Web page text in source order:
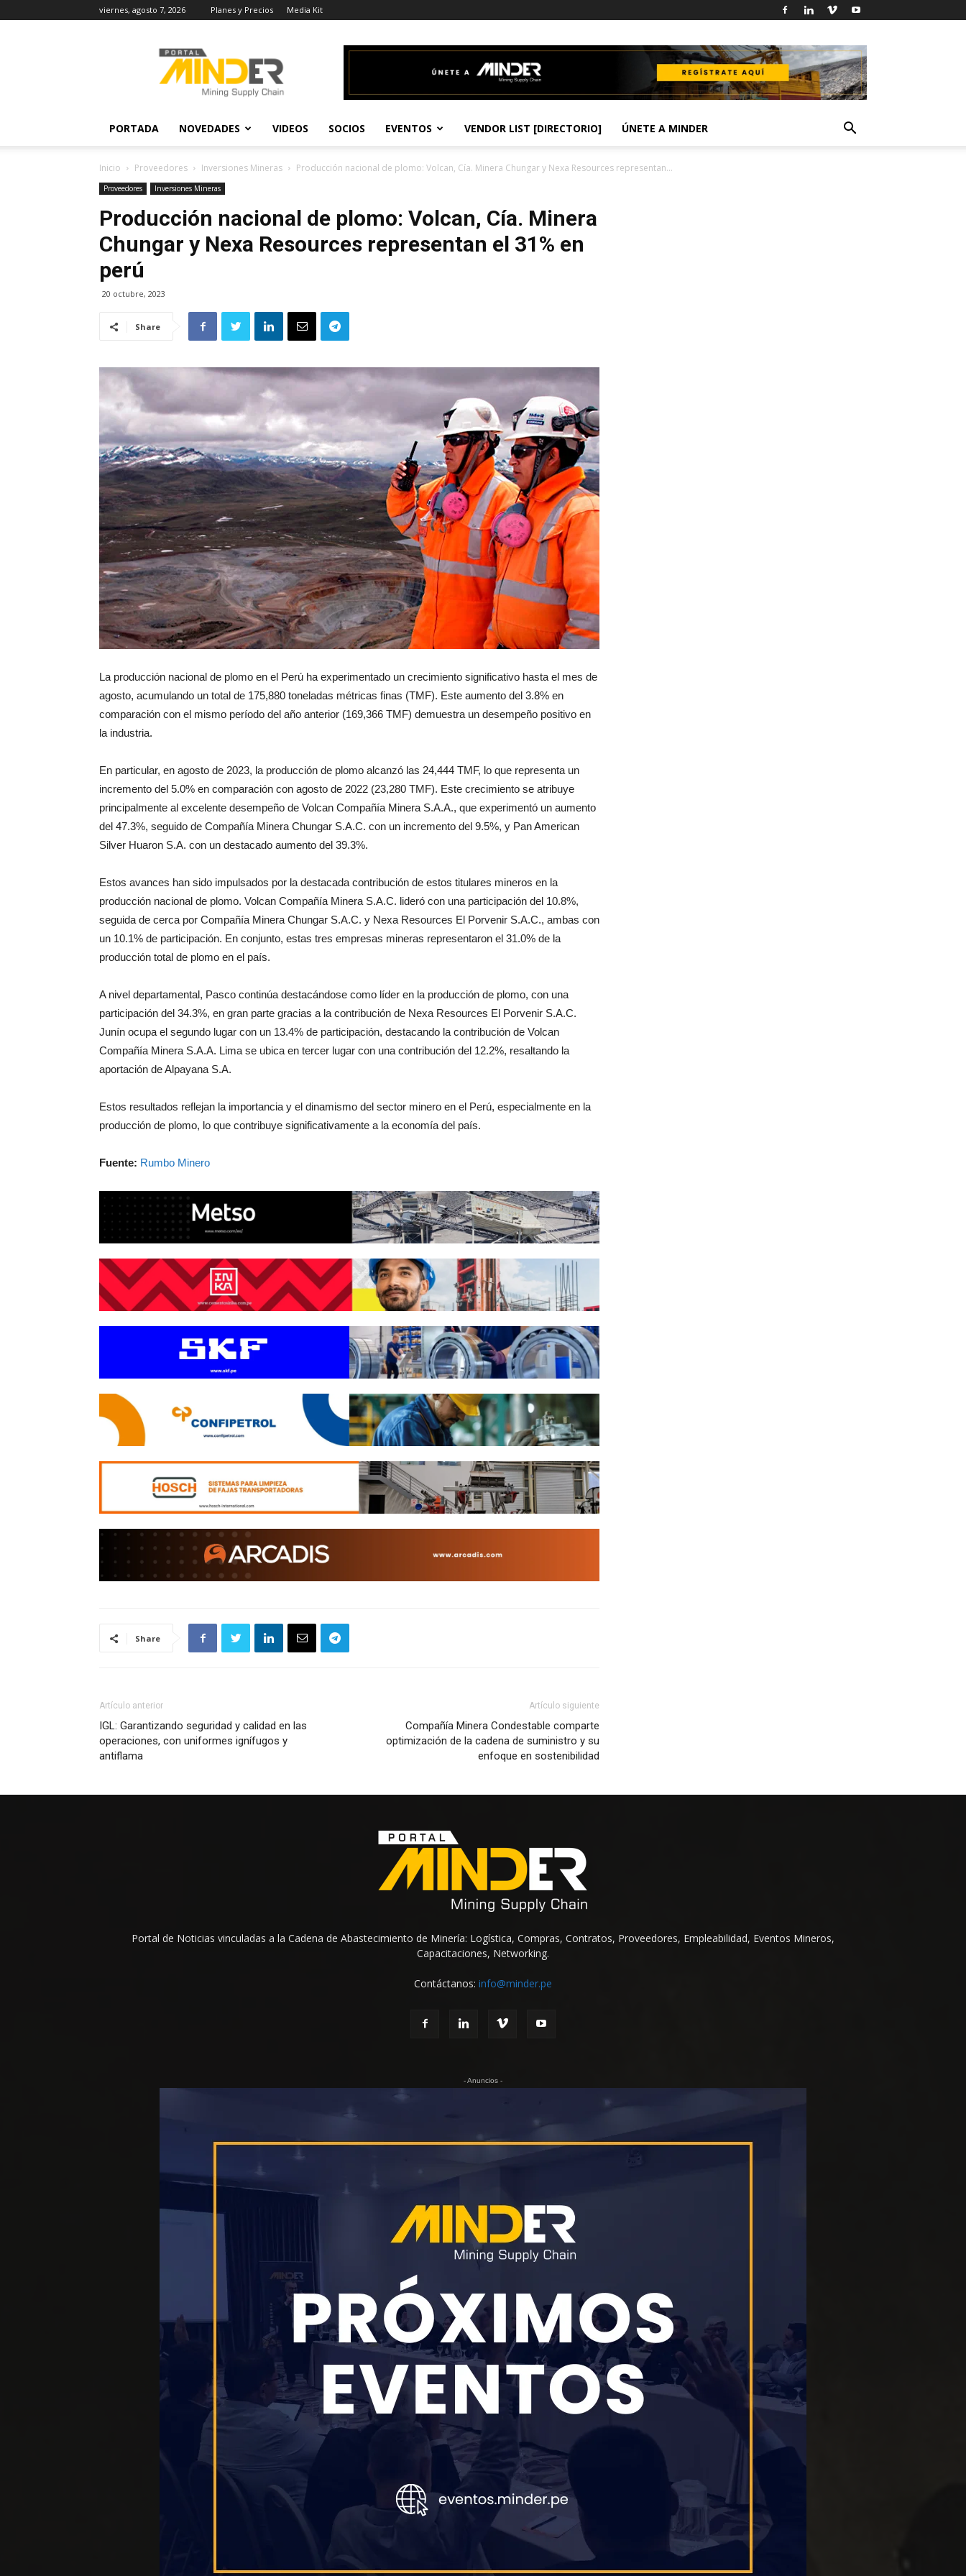
viernes, agosto 7, 2026 Planes y Precios Media Kit
Actualidad
Minera
PORTADA NOVEDADES VIDEOS SOCIOS EVENTOS VENDOR LIST [DIRECTORIO] ÚNETE A MINDER
Inicio Proveedores Inversiones Mineras Producción nacional de plomo: Volcan, Cía. Minera Chungar y Nexa Resources representan...
Proveedores Inversiones Mineras
Producción nacional de plomo: Volcan, Cía. Minera
Chungar y Nexa Resources representan el 31% en
perú
20 octubre, 2023
Share
La producción nacional de plomo en el Perú ha experimentado un crecimiento significativo hasta el mes de
agosto, acumulando un total de 175,880 toneladas métricas finas (TMF). Este aumento del 3.8% en
comparación con el mismo período del año anterior (169,366 TMF) demuestra un desempeño positivo en
la industria.
En particular, en agosto de 2023, la producción de plomo alcanzó las 24,444 TMF, lo que representa un
incremento del 5.0% en comparación con agosto de 2022 (23,280 TMF). Este crecimiento se atribuye
principalmente al excelente desempeño de Volcan Compañía Minera S.A.A., que experimentó un aumento
del 47.3%, seguido de Compañía Minera Chungar S.A.C. con un incremento del 9.5%, y Pan American
Silver Huaron S.A. con un destacado aumento del 39.3%.
Estos avances han sido impulsados por la destacada contribución de estos titulares mineros en la
producción nacional de plomo. Volcan Compañía Minera S.A.C. lideró con una participación del 10.8%,
seguida de cerca por Compañía Minera Chungar S.A.C. y Nexa Resources El Porvenir S.A.C., ambas con
un 10.1% de participación. En conjunto, estas tres empresas mineras representaron el 31.0% de la
producción total de plomo en el país.
A nivel departamental, Pasco continúa destacándose como líder en la producción de plomo, con una
participación del 34.3%, en gran parte gracias a la contribución de Nexa Resources El Porvenir S.A.C.
Junín ocupa el segundo lugar con un 13.4% de participación, destacando la contribución de Volcan
Compañía Minera S.A.A. Lima se ubica en tercer lugar con una contribución del 12.2%, resaltando la
aportación de Alpayana S.A.
Estos resultados reflejan la importancia y el dinamismo del sector minero en el Perú, especialmente en la
producción de plomo, lo que contribuye significativamente a la economía del país.
Fuente: Rumbo Minero
Share
Artículo anterior
IGL: Garantizando seguridad y calidad en las
operaciones, con uniformes ignífugos y
antiflama
Artículo siguiente
Compañía Minera Condestable comparte
optimización de la cadena de suministro y su
enfoque en sostenibilidad
Portal de Noticias vinculadas a la Cadena de Abastecimiento de Minería: Logística, Compras, Contratos, Proveedores, Empleabilidad, Eventos Mineros,
Capacitaciones, Networking.
Contáctanos: info@minder.pe
- Anuncios -